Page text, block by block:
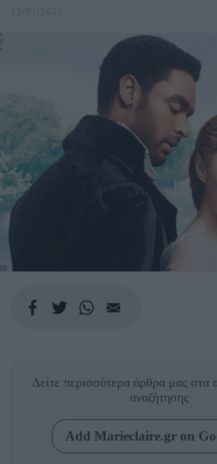
Δείτε περισσότερα άρθρα μας στα
αναζήτησης
Add Marieclaire.gr on